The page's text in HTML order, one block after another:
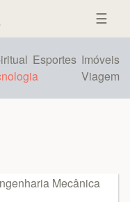
☰
Esportes Imóveis
Viagem